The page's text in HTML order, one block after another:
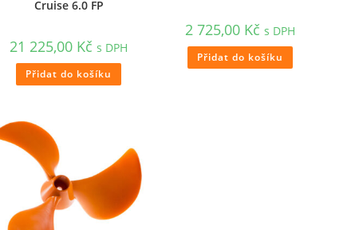
Cruise 6.0 FP
21 225,00 Kč s DPH
Přidat do košíku
2 725,00 Kč s DPH
Přidat do košíku